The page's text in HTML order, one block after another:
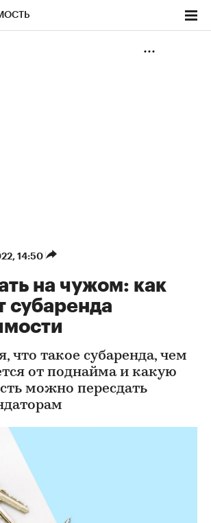
14:50
на чужом: как
субаренда
что такое субаренда, чем
от поднайма и какую
можно пересдать